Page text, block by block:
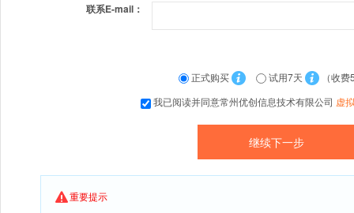
联系E-mail：
正式购买 试用7天
（收费
我已阅读并同意常州优创信息技术有限公司 虚
重要提示